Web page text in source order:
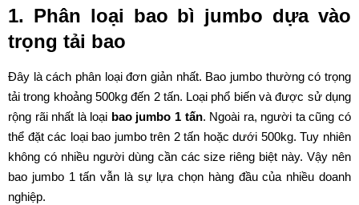
1. Phân loại bao bì jumbo dựa vào
trọng tải bao
Đây là cách phân loại đơn giản nhất. Bao jumbo thường có trọng
tải trong khoảng 500kg đến 2 tấn. Loại phổ biến và được sử dụng
rộng rãi nhất là loại bao jumbo 1 tấn. Ngoài ra, người ta cũng có
thể đặt các loại bao jumbo trên 2 tấn hoặc dưới 500kg. Tuy nhiên
không có nhiều người dùng cần các size riêng biệt này. Vậy nên
bao jumbo 1 tấn vẫn là sự lựa chọn hàng đầu của nhiều doanh
nghiệp.